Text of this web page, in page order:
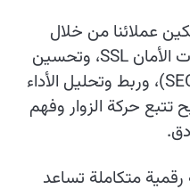
عملائنا من خلال
خدمات إضافية تشمل شهادات الأمان SSL، وتحسين
الظهور في محركات البحث (SEO)، وربط وتحليل الأداء
تتبع حركة الزوار وفهم
متكاملة تساعد